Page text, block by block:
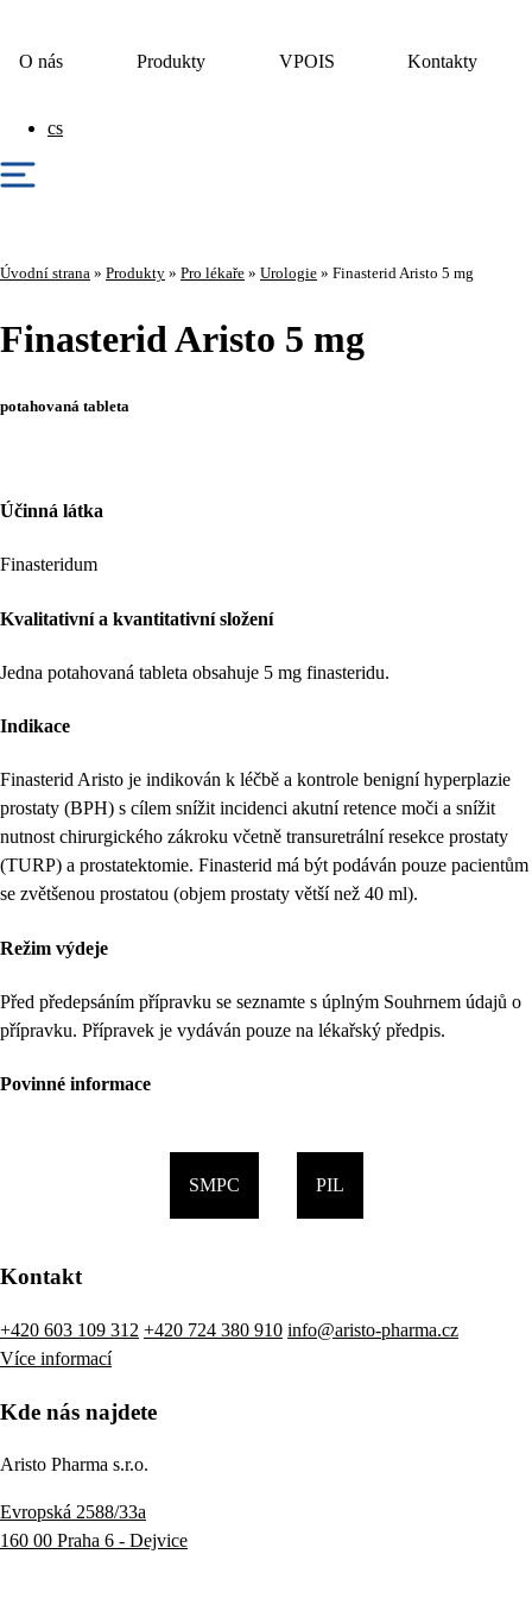
O nás Produkty VPOIS Kontakty
cs
Úvodní strana » Produkty » Pro lékaře » Urologie » Finasterid Aristo 5 mg
Finasterid Aristo 5 mg
potahovaná tableta
Účinná látka
Finasteridum
Kvalitativní a kvantitativní složení
Jedna potahovaná tableta obsahuje 5 mg finasteridu.
Indikace
Finasterid Aristo je indikován k léčbě a kontrole benigní hyperplazie
prostaty (BPH) s cílem snížit incidenci akutní retence moči a snížit
nutnost chirurgického zákroku včetně transuretrální resekce prostaty
(TURP) a prostatektomie. Finasterid má být podáván pouze pacientům
se zvětšenou prostatou (objem prostaty větší než 40 ml).
Režim výdeje
Před předepsáním přípravku se seznamte s úplným Souhrnem údajů o
přípravku. Přípravek je vydáván pouze na lékařský předpis.
Povinné informace
SMPC PIL
Kontakt
+420 603 109 312 +420 724 380 910 info@aristo-pharma.cz
Více informací
Kde nás najdete
Aristo Pharma s.r.o.
Evropská 2588/33a
160 00 Praha 6 - Dejvice